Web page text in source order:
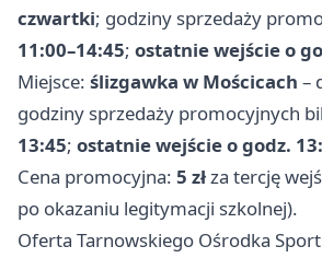
czwartki; godziny sprzedaży
11:00–14:45; ostatnie wejście o
Miejsce: ślizgawka w Mościcach –
godziny sprzedaży promocyjnych
13:45; ostatnie wejście o godz.
Cena promocyjna: 5 złza tercję
po okazaniu legitymacji szkolnej).
Oferta Tarnowskiego Ośrodka